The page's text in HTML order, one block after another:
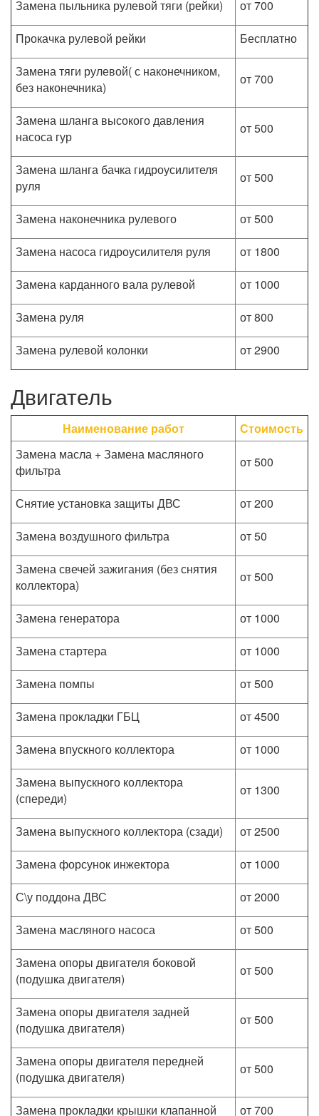
Замена пыльника рулевой тяги (рейки)
от 700
Прокачка рулевой рейки
Бесплатно
Замена тяги рулевой( с наконечником,
без наконечника)
от 700
Замена шланга высокого давления
насоса гур
от 500
Замена шланга бачка гидроусилителя
руля
от 500
Замена наконечника рулевого
от 500
Замена насоса гидроусилителя руля
от 1800
Замена карданного вала рулевой
от 1000
Замена руля
от 800
Замена рулевой колонки
от 2900
Двигатель
Наименование работ
Стоимость
Замена масла + Замена масляного
фильтра
от 500
Снятие установка защиты ДВС
от 200
Замена воздушного фильтра
от 50
Замена свечей зажигания (без снятия
коллектора)
от 500
Замена генератора
от 1000
Замена стартера
от 1000
Замена помпы
от 500
Замена прокладки ГБЦ
от 4500
Замена впускного коллектора
от 1000
Замена выпускного коллектора
(спереди)
от 1300
Замена выпускного коллектора (сзади)
от 2500
Замена форсунок инжектора
от 1000
С\у поддона ДВС
от 2000
Замена масляного насоса
от 500
Замена опоры двигателя боковой
(подушка двигателя)
от 500
Замена опоры двигателя задней
(подушка двигателя)
от 500
Замена опоры двигателя передней
(подушка двигателя)
от 500
Замена прокладки крышки клапанной
от 700